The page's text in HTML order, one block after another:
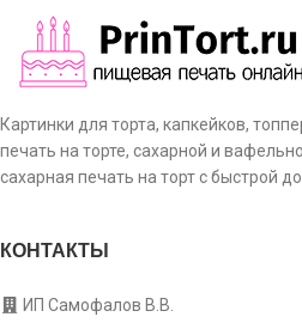
Картинки для торта, капкейков,
печать на торте, сахарной и
сахарная печать на торт с быстрой
КОНТАКТЫ
ИП Самофалов В.В.